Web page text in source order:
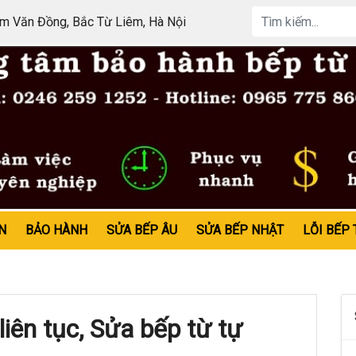
Văn Đồng, Bắc Từ Liêm, Hà Nội
BẢO HÀNH SỬA BẾP ÂU SỬA BẾP NHẬT LỖI BẾP
tục, Sửa bếp từ tự